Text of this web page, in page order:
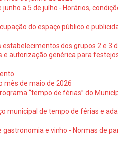
junho a 5 de julho - Horários,
do espaço público e
dos grupos 2 e 3
autorização genérica para
mês de maio de 2026
“tempo de férias” do
municipal de tempo de férias e
gastronomia e vinho - Normas de